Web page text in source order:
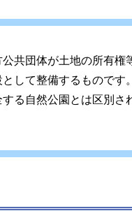
共団体が土地の所有
して整備するもので
る自然公園とは区別さ